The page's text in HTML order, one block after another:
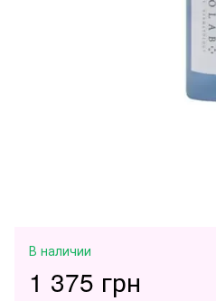
В наличии
1 375 грн